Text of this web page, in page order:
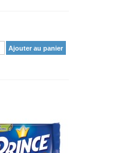
Ajouter au panier